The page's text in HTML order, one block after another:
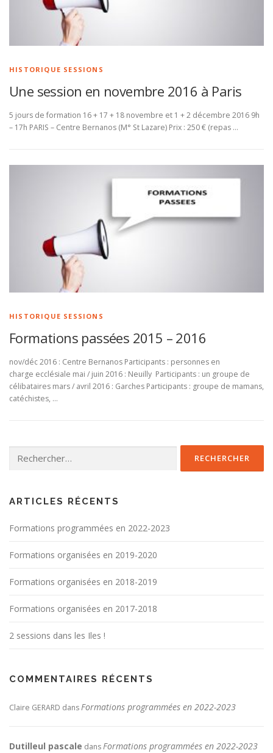
HISTORIQUE SESSIONS
Une session en novembre 2016 à Paris
5 jours de formation 16 + 17 + 18 novembre et 1 + 2 décembre 2016 9h
– 17h PARIS – Centre Bernanos (M° St Lazare) Prix : 250 € (repas …
HISTORIQUE SESSIONS
Formations passées 2015 – 2016
nov/déc 2016 : Centre Bernanos Participants : personnes en
charge ecclésiale mai / juin 2016 : Neuilly Participants : un groupe de
célibataires mars / avril 2016 : Garches Participants : groupe de mamans,
catéchistes, …
ARTICLES RÉCENTS
Formations programmées en 2022-2023
Formations organisées en 2019-2020
Formations organisées en 2018-2019
Formations organisées en 2017-2018
2 sessions dans les Iles !
COMMENTAIRES RÉCENTS
Claire GERARD dansFormations programmées en 2022-2023
Dutilleul pascale dansFormations programmées en 2022-2023